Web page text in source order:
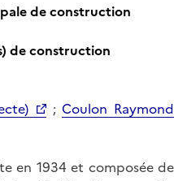
de construction
de construction
;Coulon Raymond
en 1934 et composée de